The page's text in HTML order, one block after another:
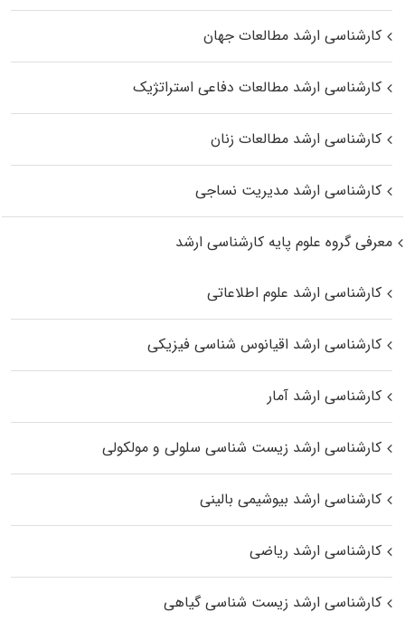
کارشناسی ارشد مطالعات جهان
کارشناسی ارشد مطالعات دفاعی استراتژیک
کارشناسی ارشد مطالعات زنان
کارشناسی ارشد مدیریت نساجی
معرفی گروه علوم پایه کارشناسی ارشد
کارشناسی ارشد علوم اطلاعاتی
کارشناسی ارشد اقیانوس‌ شناسی فیزیکی
کارشناسی ارشد آمار
کارشناسی ارشد زیست شناسی سلولی و مولکولی
کارشناسی ارشد بیوشیمی بالینی
کارشناسی ارشد ریاضی
کارشناسی ارشد زیست‌ شناسی گیاهی